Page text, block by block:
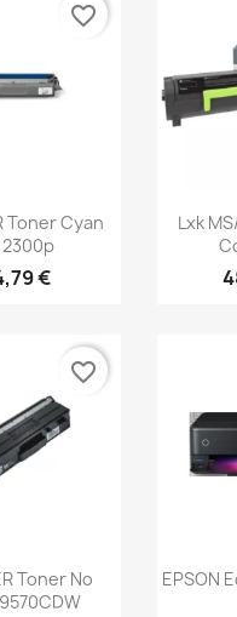
rapide
Toner Cyan
2300p
€
favorite_border

Lxk
rapide
Toner No
favorite_border

EPSON